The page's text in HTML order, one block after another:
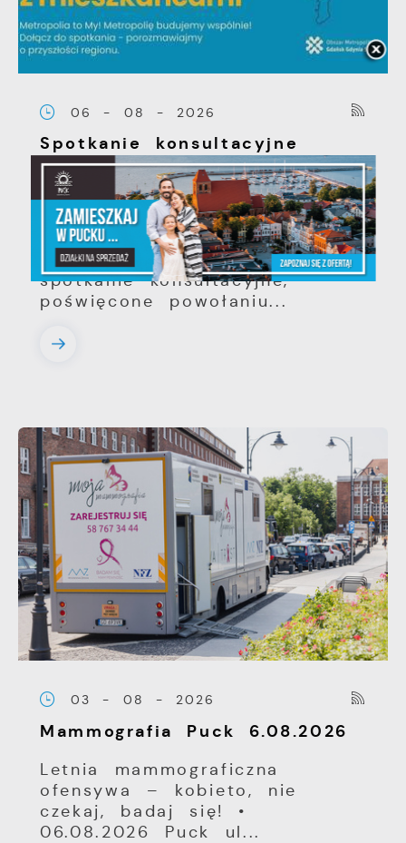
06 - 08 - 2026
Spotkanie konsultacyjne
poświęcone powołaniu
związku metropolitalnego w
województwie pomorskim
Szanowni Państwo, serdecznie
zapraszamy na otwarte
spotkanie konsultacyjne,
poświęcone powołaniu...
03 - 08 - 2026
Mammografia Puck 6.08.2026
Letnia mammograficzna
ofensywa – kobieto, nie
czekaj, badaj się! •
06.08.2026 Puck ul...